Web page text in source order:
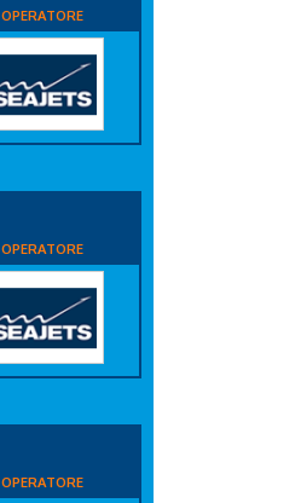
OPERATORE
OPERATORE
OPERATORE